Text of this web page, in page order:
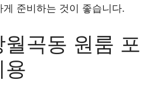
준비하는 것이 좋습니다.
곡동 원룸 포
용